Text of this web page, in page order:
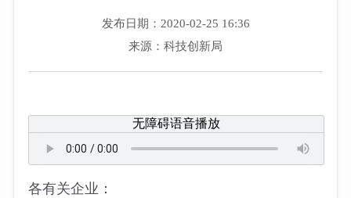
发布日期：2020-02-25 16:36
来源：科技创新局
无障碍语音播放
各有关企业：